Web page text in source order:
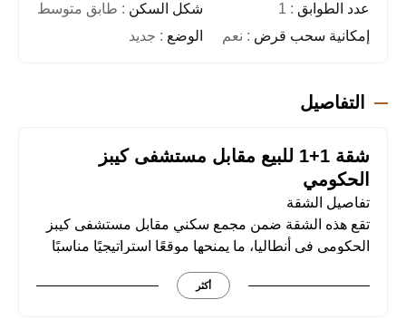
عدد الطوابق : 1 شكل السكن : طابق متوسط
إمكانية سحب قرض : نعم الوضع : جديد
التفاصيل
شقة 1+1 للبيع مقابل مستشفى كيبز
الحكومي
تفاصيل الشقة
تقع هذه الشقة ضمن مجمع سكني مقابل مستشفى كيبز
الحكومي في أنطاليا، ما يمنحها موقعًا استراتيجيًا مناسبًا
للسكن أو الاستثمار. صيغة 1+1 تُعد من أكثر الصيغ طلبًا
في سوق الشقق السكنية، خاصة بالقرب من المؤسسات
أكثر